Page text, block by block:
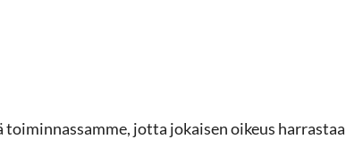
jotta jo­kai­sen oi­keus har­ras­taa